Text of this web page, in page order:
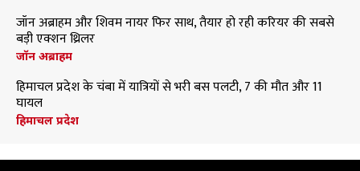
जॉन अब्राहम और शिवम नायर फिर साथ, तैयार हो रही करियर की सबसे
बड़ी एक्शन थ्रिलर
जॉन अब्राहम
हिमाचल प्रदेश के चंबा में यात्रियों से भरी बस पलटी, 7 की मौत और 11
घायल
हिमाचल प्रदेश